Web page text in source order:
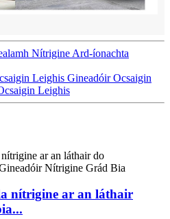
Nítrigine Ard-íonachta
Leighis Gineadóir Ocsaigin
Leighis
nítrigine ar an láthair